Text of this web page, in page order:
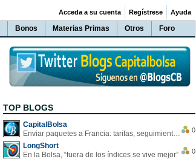
Bonos Materias Primas Otros Foro
Acceda a su cuenta Regístrese Ayuda
TOP BLOGS
CapitalBolsa
Enviar paquetes a Francia: tarifas, seguimiento y ventajas destacadas
0
LongShort
En la Bolsa, “fuera de los índices se vive mejor”
0